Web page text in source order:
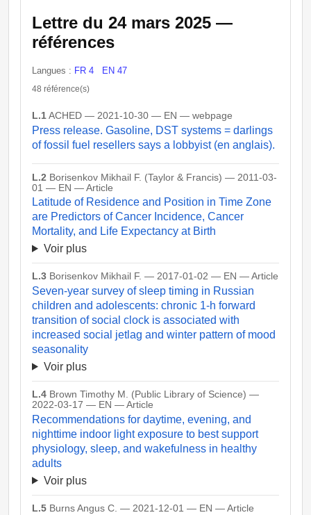
Lettre du 24 mars 2025 —
références
Langues : FR 4 EN 47
48 référence(s)
L.1 ACHED — 2021-10-30 — EN — webpage
Press release. Gasoline, DST systems = darlings
of fossil fuel resellers says a lobbyist (en anglais).
L.2 Borisenkov Mikhail F. (Taylor & Francis) — 2011-03-
01 — EN — Article
Latitude of Residence and Position in Time Zone
are Predictors of Cancer Incidence, Cancer
Mortality, and Life Expectancy at Birth
Voir plus
L.3 Borisenkov Mikhail F. — 2017-01-02 — EN — Article
Seven-year survey of sleep timing in Russian
children and adolescents: chronic 1-h forward
transition of social clock is associated with
increased social jetlag and winter pattern of mood
seasonality
Voir plus
L.4 Brown Timothy M. (Public Library of Science) —
2022-03-17 — EN — Article
Recommendations for daytime, evening, and
nighttime indoor light exposure to best support
physiology, sleep, and wakefulness in healthy
adults
Voir plus
L.5 Burns Angus C. — 2021-12-01 — EN — Article